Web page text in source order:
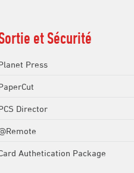
et Sécurité
Press
Director
Authetication Package